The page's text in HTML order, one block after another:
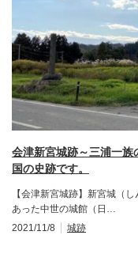
会津新宮城跡～三浦一族
国の史跡です。
【会津新宮城跡】新宮城（
あった中世の城館（日…
2021/11/8
城跡